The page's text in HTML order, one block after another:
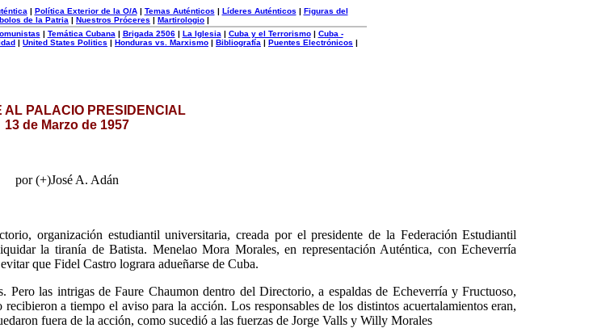
| Política Exterior de la O/A| Temas Auténticos | Líderes Auténticos | Figuras del
de la Patria | Nuestros Próceres | Martirologio |
| Temática Cubana | Brigada 2506| La Iglesia | Cuba y el Terrorismo| Cuba -
| United States Politics | Honduras vs. Marxismo | Bibliografía | Puentes Electrónicos |
AL PALACIO PRESIDENCIAL
13 de Marzo de 1957
por (+)José A. Adán
organización estudiantil universitaria, creada por el presidente de la Federación Estudiantil
la tiranía de Batista. Menelao Mora Morales, en representación Auténtica, con Echeverría
que Fidel Castro lograra adueñarse de Cuba.
Pero las intrigas de Faure Chaumon dentro del Directorio, a espaldas de Echeverría y Fructuoso,
a tiempo el aviso para la acción. Los responsables de los distintos acuertalamientos eran,
fuera de la acción, como sucedió a las fuerzas de Jorge Valls y Willy Morales